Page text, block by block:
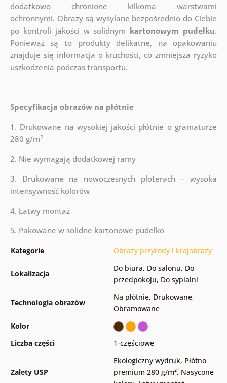
dodatkowo chronione kilkoma warstwami
ochronnymi. Obrazy są wysyłane bezpośrednio do Ciebie
po kontroli jakości w solidnym kartonowym pudełku.
Ponieważ są to produkty delikatne, na opakowaniu
znajduje się informacja o kruchości, co zmniejsza ryzyko
uszkodzenia podczas transportu.
Specyfikacja obrazów na płótnie
1. Drukowane na wysokiej jakości płótnie o gramaturze
280 g/m2
2. Nie wymagają dodatkowej ramy
3. Drukowane na nowoczesnych ploterach – wysoka
intensywność kolorów
4. Łatwy montaż
5. Pakowane w solidne kartonowe pudełko
Kategorie Obrazy przyrody i krajobrazy
Lokalizacja
Do biura, Do salonu, Do
przedpokoju, Do sypialni
Technologia obrazów
Na płótnie, Drukowane,
Obramowane
Kolor
Liczba części
1-częściowe
Zalety USP
Ekologiczny wydruk, Płótno
premium 280 g/m², Nasycone